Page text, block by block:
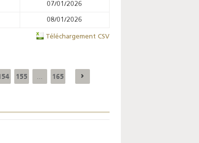
07/01/2026
08/01/2026
Téléchargement CSV
155 165